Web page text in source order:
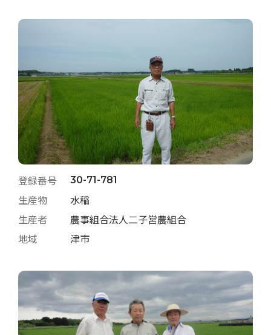
登録番号 30-71-781
生産物
水稲
生産者
農事組合法人二子営農組合
地域
津市